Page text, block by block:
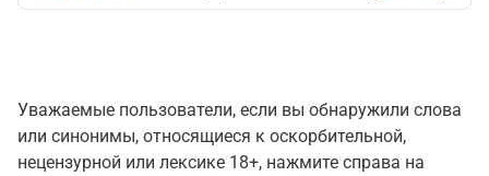
Уважаемые пользователи, если вы обнаружили слова
или синонимы, относящиеся к оскорбительной,
нецензурной или лексике 18+, нажмите справа на